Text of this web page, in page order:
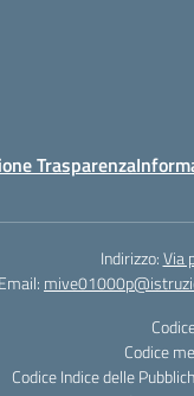
Trasparenza
Indirizzo:Via
Email:
Codice
Codice Indice delle